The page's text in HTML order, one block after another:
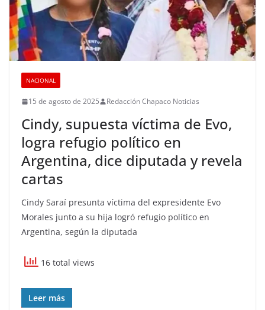
NACIONAL
15 de agosto de 2025 Redacción Chapaco Noticias
Cindy, supuesta víctima de Evo,
logra refugio político en
Argentina, dice diputada y revela
cartas
Cindy Saraí presunta víctima del expresidente Evo
Morales junto a su hija logró refugio político en
Argentina, según la diputada
16 total views
Leer más